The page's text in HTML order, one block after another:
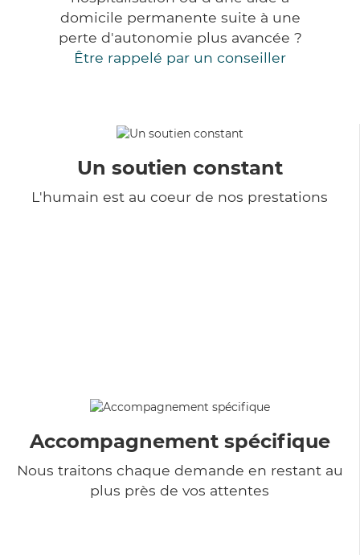
domicile permanente suite à une
perte d'autonomie plus avancée ?
Être rappelé par un conseiller
Un soutien constant
L'humain est au coeur de nos prestations
Accompagnement spécifique
Nous traitons chaque demande en restant au
plus près de vos attentes